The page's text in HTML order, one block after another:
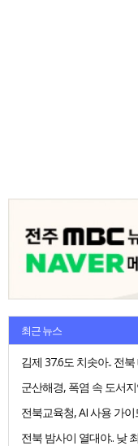
최근 뉴스
김제 37.6도 치솟아.. 전
군산해경, 폭염 속 도서
전북교육청, AI 사용 가
전북 밤사이 열대야.. 낮